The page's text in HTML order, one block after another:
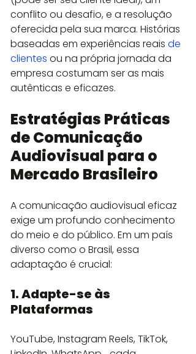
conflito ou desafio, e a resolução
oferecida pela sua marca. Histórias
baseadas em experiências reais de
clientes ou na própria jornada da
empresa costumam ser as mais
autênticas e eficazes.
Estratégias Práticas
de Comunicação
Audiovisual para o
Mercado Brasileiro
A comunicação audiovisual eficaz
exige um profundo conhecimento
do meio e do público. Em um país
diverso como o Brasil, essa
adaptação é crucial:
1. Adapte-se às
Plataformas
YouTube, Instagram Reels, TikTok,